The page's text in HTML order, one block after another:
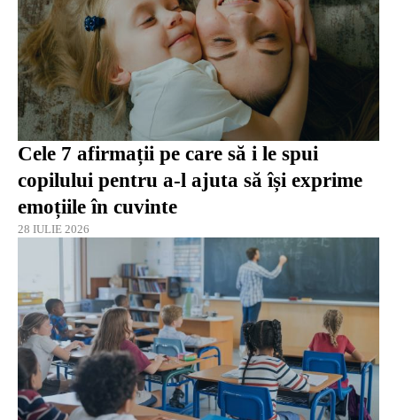
Cele 7 afirmații pe care să i le spui
copilului pentru a-l ajuta să își exprime
emoțiile în cuvinte
28 IULIE 2026